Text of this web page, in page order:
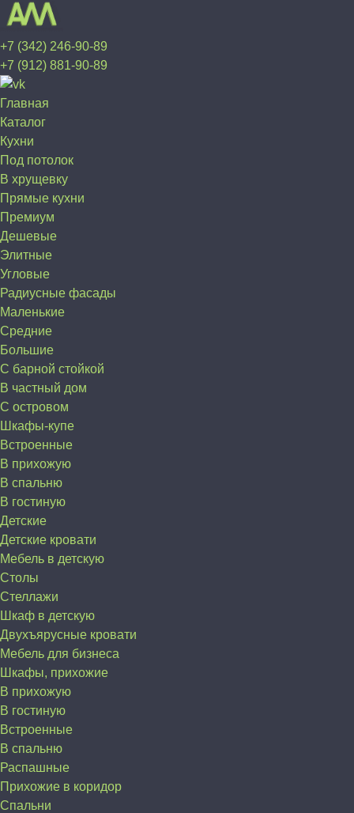
+7 (342) 246-90-89
+7 (912) 881-90-89
Главная
Каталог
Кухни
Под потолок
В хрущевку
Прямые кухни
Премиум
Дешевые
Элитные
Угловые
Радиусные фасады
Маленькие
Средние
Большие
С барной стойкой
В частный дом
C островом
Шкафы-купе
Встроенные
В прихожую
В спальню
В гостиную
Детские
Детские кровати
Мебель в детскую
Столы
Стеллажи
Шкаф в детскую
Двухъярусные кровати
Мебель для бизнеса
Шкафы, прихожие
В прихожую
В гостиную
Встроенные
В спальню
Распашные
Прихожие в коридор
Спальни